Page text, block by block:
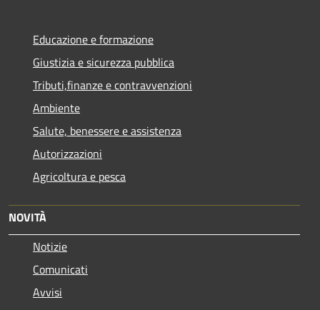
Educazione e formazione
Giustizia e sicurezza pubblica
Tributi,finanze e contravvenzioni
Ambiente
Salute, benessere e assistenza
Autorizzazioni
Agricoltura e pesca
NOVITÀ
Notizie
Comunicati
Avvisi